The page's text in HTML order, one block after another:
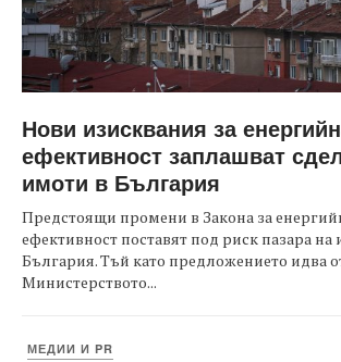
Нови изисквания за
ефективност заплашват
имоти в България
Предстоящи промени в Закона за
ефективност поставят под риск пазара на
България. Тъй като предложението идва
Министерството...
МЕДИИ И PR